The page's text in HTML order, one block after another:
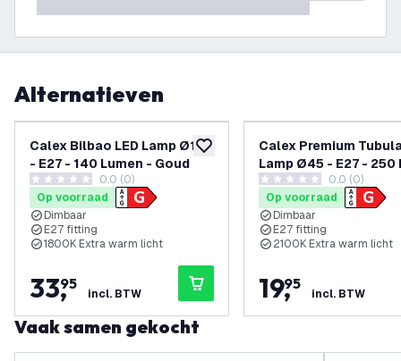
Alternatieven
toevoegen aan verlanglijst
Calex Bilbao LED Lamp Ø150
- E27 - 140 Lumen - Goud
0 score sterren0.0 (0)
Op voorraad
Dimbaar
E27 fitting
1800K Extra warm licht
33,
95
incl. BTW
Calex Premium
Lamp Ø45 - E27 - 250
- Goud Finish
0 score sterren0.0 (0)
Op voorraad
Dimbaar
E27 fitting
2100K Extra warm licht
19,
95
incl. BTW
Vaak samen gekocht